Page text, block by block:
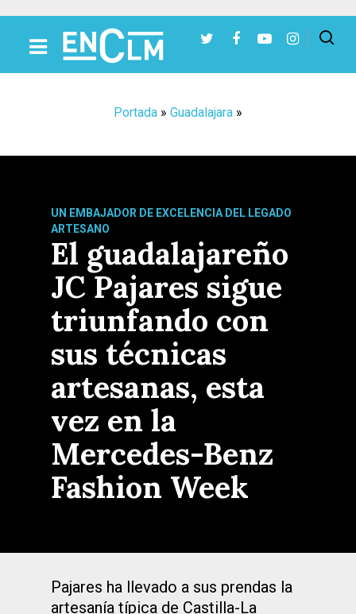
Portada » Guadalajara »
UN EMBAJADOR DE EXCELENCIA DEL LEGADO
ARTESANO
El guadalajareño
JC Pajares sigue
triunfando con
sus técnicas
artesanas, esta
vez en la
Mercedes-Benz
Fashion Week
Pajares ha llevado a sus prendas la
artesanía típica de Castilla-La